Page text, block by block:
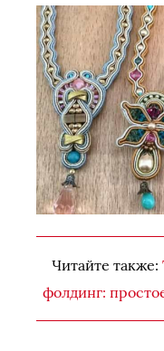
Читайте также:
фолдинг: